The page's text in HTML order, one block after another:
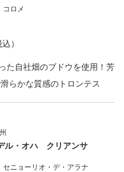
コロメ
込）
た自社畑のブドウを使用！芳
らかな質感のトロンテス
ル・オハ クリアンサ
セニョーリオ・デ・アラナ